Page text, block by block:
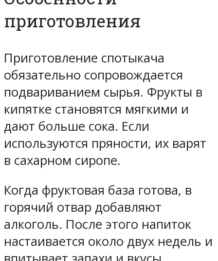
приготовления
Приготовление спотыкача
обязательно сопровождается
подвариванием сырья. Фрукты в
кипятке становятся мягкими и
дают больше сока. Если
используются пряности, их варят
в сахарном сиропе.
Когда фруктовая база готова, в
горячий отвар добавляют
алкоголь. После этого напиток
настаивается около двух недель и